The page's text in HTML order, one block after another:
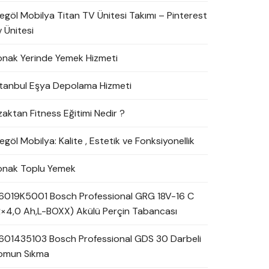
Mobilya Titan TV Ünitesi Takımı – Pinterest
Ünitesi
Yerinde Yemek Hizmeti
Eşya Depolama Hizmeti
Fitness Eğitimi Nedir ?
Mobilya: Kalite , Estetik ve Fonksiyonellik
Toplu Yemek
Bosch Professional GRG 18V-16 C
Ah,L-BOXX) Akülü Perçin Tabancası
Bosch Professional GDS 30 Darbeli
Sıkma